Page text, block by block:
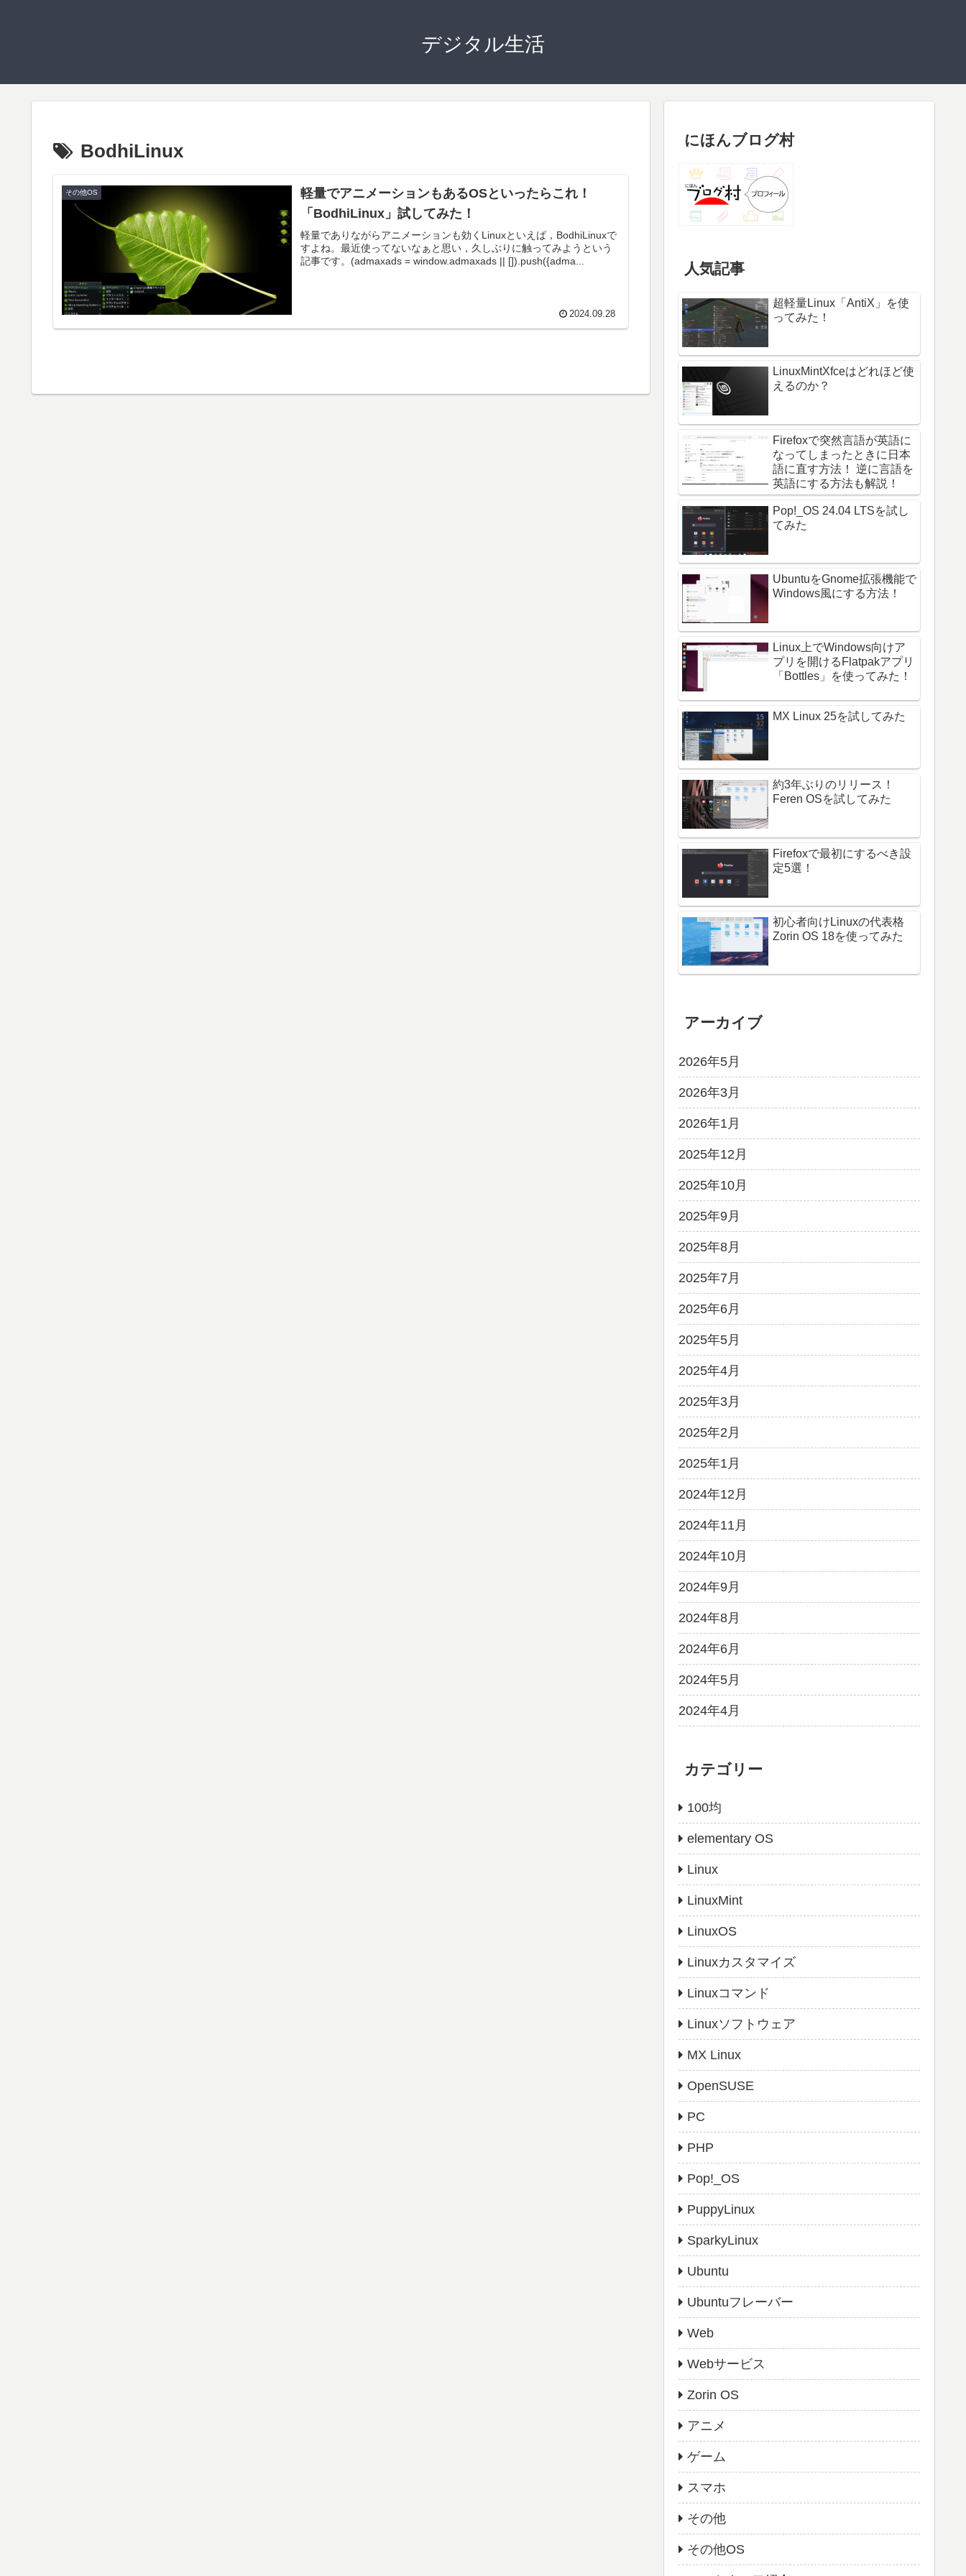
デジタル生活
BodhiLinux
その他OS
軽量でアニメーションもあるOSといったらこれ！
「BodhiLinux」試してみた！
軽量でありながらアニメーションも効くLinuxといえば，BodhiLinuxで
すよね。最近使ってないなぁと思い，久しぶりに触ってみようという
記事です。(admaxads = window.admaxads || []).push({adma...
2024.09.28
にほんブログ村
人気記事
超軽量Linux「AntiX」を使
ってみた！
LinuxMintXfceはどれほど使
えるのか？
Firefoxで突然言語が英語に
なってしまったときに日本
語に直す方法！ 逆に言語を
英語にする方法も解説！
Pop!_OS 24.04 LTSを試し
てみた
UbuntuをGnome拡張機能で
Windows風にする方法！
Linux上でWindows向けア
プリを開けるFlatpakアプリ
「Bottles」を使ってみた！
MX Linux 25を試してみた
約3年ぶりのリリース！
Feren OSを試してみた
Firefoxで最初にするべき設
定5選！
初心者向けLinuxの代表格
Zorin OS 18を使ってみた
アーカイブ
2026年5月
2026年3月
2026年1月
2025年12月
2025年10月
2025年9月
2025年8月
2025年7月
2025年6月
2025年5月
2025年4月
2025年3月
2025年2月
2025年1月
2024年12月
2024年11月
2024年10月
2024年9月
2024年8月
2024年6月
2024年5月
2024年4月
カテゴリー
100均
elementary OS
Linux
LinuxMint
LinuxOS
Linuxカスタマイズ
Linuxコマンド
Linuxソフトウェア
MX Linux
OpenSUSE
PC
PHP
Pop!_OS
PuppyLinux
SparkyLinux
Ubuntu
Ubuntuフレーバー
Web
Webサービス
Zorin OS
アニメ
ゲーム
スマホ
その他
その他OS